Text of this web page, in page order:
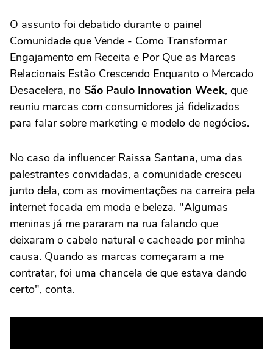
O assunto foi debatido durante o painel
Comunidade que Vende - Como Transformar
Engajamento em Receita e Por Que as Marcas
Relacionais Estão Crescendo Enquanto o Mercado
Desacelera, no São Paulo Innovation Week, que
reuniu marcas com consumidores já fidelizados
para falar sobre marketing e modelo de negócios.
No caso da influencer Raissa Santana, uma das
palestrantes convidadas, a comunidade cresceu
junto dela, com as movimentações na carreira pela
internet focada em moda e beleza. "Algumas
meninas já me pararam na rua falando que
deixaram o cabelo natural e cacheado por minha
causa. Quando as marcas começaram a me
contratar, foi uma chancela de que estava dando
certo", conta.